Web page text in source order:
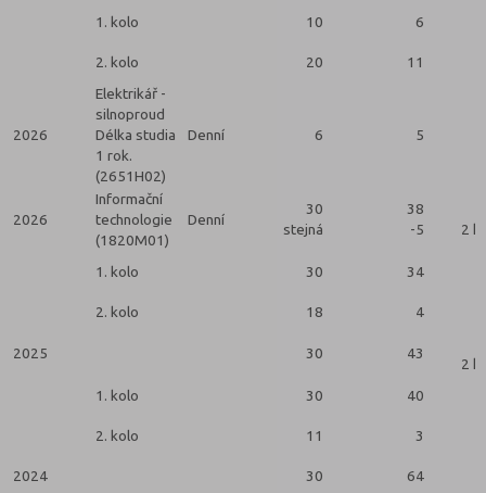
1. kolo
10 6
2. kolo 20 11
2026
Elektrikář -
silnoproud
Délka studia
1 rok.
(2651H02)
Denní 6 5
2026
Informační
technologie
(1820M01)
Denní
30
stejná
38
-5
2
1. kolo 30 34
2. kolo 18 4
2025 30 43
2
1. kolo
30 40
2. kolo 11 3
2024 30 64